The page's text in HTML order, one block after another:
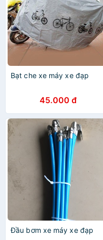
Bạt che xe máy xe đạp
45.000 đ
Đầu bơm xe máy xe đạp